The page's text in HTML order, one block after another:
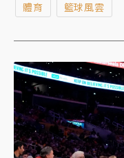
敗，東區決賽面臨0
體育 籃球風雲